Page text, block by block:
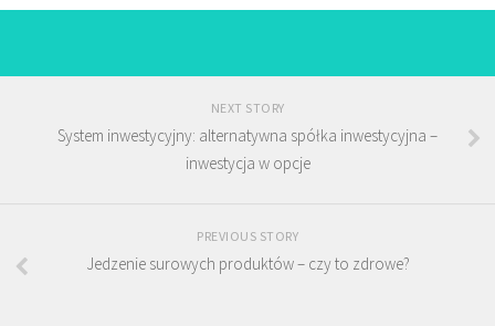
NEXT STORY
System inwestycyjny: alternatywna spółka inwestycyjna –
inwestycja w opcje
PREVIOUS STORY
Jedzenie surowych produktów – czy to zdrowe?